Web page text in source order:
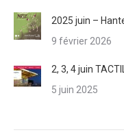
2025 juin –
9 février 2026
2, 3, 4 juin
5 juin 2025